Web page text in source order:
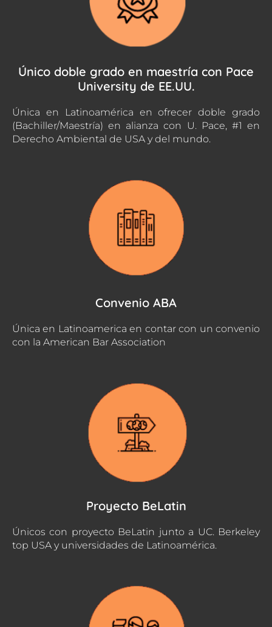
Único doble grado en maestría con Pace
University de EE.UU.
Única en Latinoamérica en ofrecer doble grado
(Bachiller/Maestría) en alianza con U. Pace, #1 en
Derecho Ambiental de USA y del mundo.
Convenio ABA
Única en Latinoamerica en contar con un convenio
con la American Bar Association
Proyecto BeLatin
Únicos con proyecto BeLatin junto a UC. Berkeley
top USA y universidades de Latinoamérica.